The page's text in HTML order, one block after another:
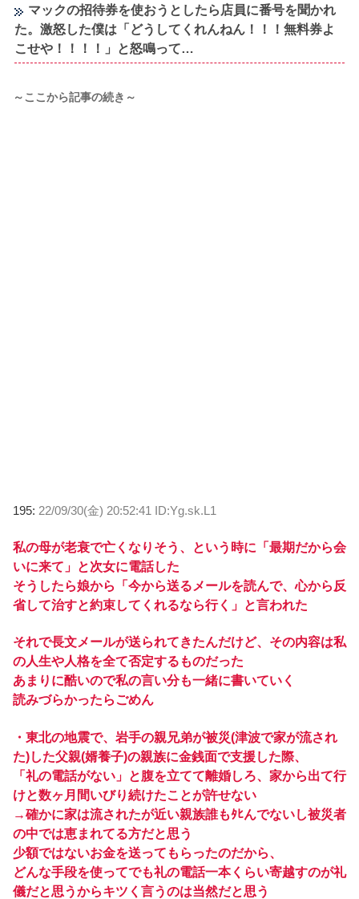
マックの招待券を使おうとしたら店員に番号を聞かれ
た。激怒した僕は「どうしてくれんねん！！！無料券よ
こせや！！！！」と怒鳴って…
～ここから記事の続き～
195: 22/09/30(金) 20:52:41 ID:Yg.sk.L1
私の母が老衰で亡くなりそう、という時に「最期だから会
いに来て」と次女に電話した
そうしたら娘から「今から送るメールを読んで、心から反
省して治すと約束してくれるなら行く」と言われた
それで長文メールが送られてきたんだけど、その内容は私
の人生や人格を全て否定するものだった
あまりに酷いので私の言い分も一緒に書いていく
読みづらかったらごめん
・東北の地震で、岩手の親兄弟が被災(津波で家が流され
た)した父親(婿養子)の親族に金銭面で支援した際、
「礼の電話がない」と腹を立てて離婚しろ、家から出て行
けと数ヶ月間いびり続けたことが許せない
→確かに家は流されたが近い親族誰もﾀﾋんでないし被災者
の中では恵まれてる方だと思う
少額ではないお金を送ってもらったのだから、
どんな手段を使ってでも礼の電話一本くらい寄越すのが礼
儀だと思うからキツく言うのは当然だと思う